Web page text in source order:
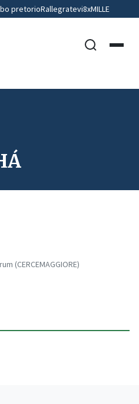
pretorioRallegratevi8xMILLE
(CERCEMAGGIORE)